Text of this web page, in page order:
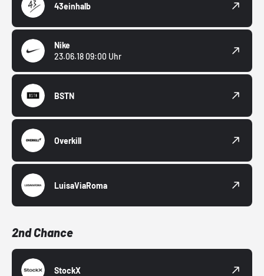
43einhalb
Nike
23.06.18 09:00 Uhr
BSTN
Overkill
LuisaViaRoma
2nd Chance
StockX